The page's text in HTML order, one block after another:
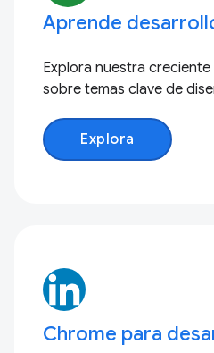
Aprende
Explora nuestra
sobre temas clave de
Explora
Chrome para